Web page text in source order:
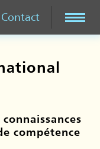
Contact
compétence